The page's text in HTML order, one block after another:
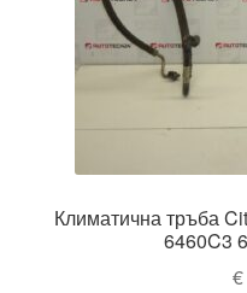
Климатична тръба
6460C3
€